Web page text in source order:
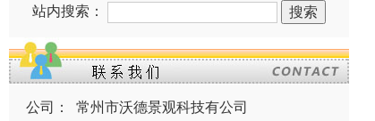
站内搜索：
公司：
常州市沃德景观科技有公司